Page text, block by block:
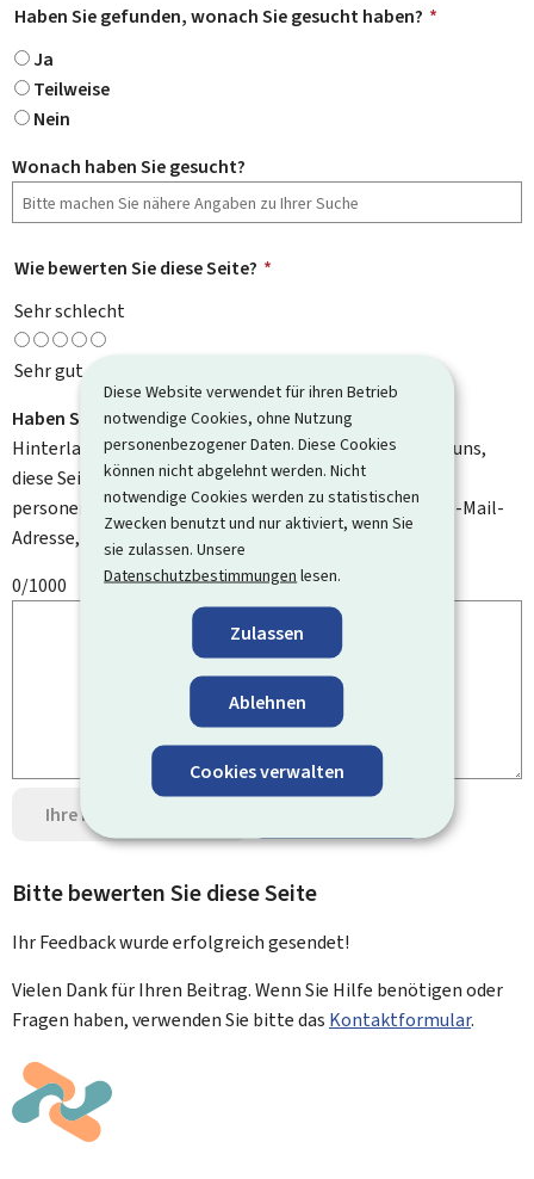
Diese Website verwendet für ihren Betrieb
notwendige Cookies, ohne Nutzung
personenbezogener Daten. Diese Cookies
können nicht abgelehnt werden. Nicht
notwendige Cookies werden zu statistischen
Zwecken benutzt und nur aktiviert, wenn Sie
sie zulassen. Unsere
Datenschutzbestimmungen lesen.
Zulassen
Ablehnen
Cookies verwalten
Haben Sie gefunden, wonach Sie gesucht haben? *
Ja
Teilweise
Nein
Wonach haben Sie gesucht?
Wie bewerten Sie diese Seite? *
Sehr schlecht
Sehr gut
Haben Sie Verbesserungsvorschläge?
Hinterlassen Sie uns einen Kommentar und helfen Sie uns,
diese Seite zu verbessern. Bitte geben Sie keine
personenbezogenen Daten an, wie zum Beispiel Ihre E-Mail-
Adresse, Ihren Namen oder Ihre Telefonnummer.
0/1000
Ihre Meinung senden
Bitte bewerten Sie diese Seite
Ihr Feedback wurdeerfolgreichgesendet!
Vielen Dank für Ihren Beitrag. Wenn Sie Hilfe benötigen oder
Fragen haben, verwenden Sie bitte das Kontaktformular.